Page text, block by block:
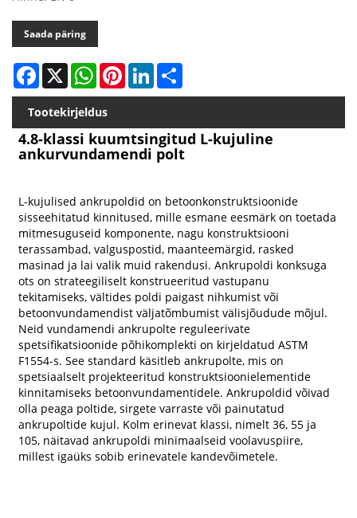
Saada päring
Facebook
X WhatsAppPinterestLinkedIn
Tootekirjeldus
4.8-klassi kuumtsingitud L-kujuline
ankurvundamendi polt
L-kujulised ankrupoldid on betoonkonstruktsioonide
sisseehitatud kinnitused, mille esmane eesmärk on toetada
mitmesuguseid komponente, nagu konstruktsiooni
terassambad, valguspostid, maanteemärgid, rasked
masinad ja lai valik muid rakendusi. Ankrupoldi konksuga
ots on strateegiliselt konstrueeritud vastupanu
tekitamiseks, vältides poldi paigast nihkumist või
betoonvundamendist väljatõmbumist välisjõudude mõjul.
Neid vundamendi ankrupolte reguleerivate
spetsifikatsioonide põhikomplekti on kirjeldatud ASTM
F1554-s. See standard käsitleb ankrupolte, mis on
spetsiaalselt projekteeritud konstruktsioonielementide
kinnitamiseks betoonvundamentidele. Ankrupoldid võivad
olla peaga poltide, sirgete varraste või painutatud
ankrupoltide kujul. Kolm erinevat klassi, nimelt 36, 55 ja
105, näitavad ankrupoldi minimaalseid voolavuspiire,
millest igaüks sobib erinevatele kandevõimetele.